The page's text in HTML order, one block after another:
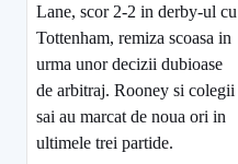
Lane, scor 2-2 in derby-ul cu
Tottenham, remiza scoasa in
urma unor decizii dubioase
de arbitraj. Rooney si colegii
sai au marcat de noua ori in
ultimele trei partide.